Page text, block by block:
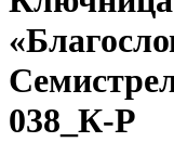
038_К-Р